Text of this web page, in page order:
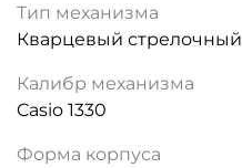
Тип механизма
Кварцевый стрелочный
Калибр механизма
Casio 1330
Форма корпуса